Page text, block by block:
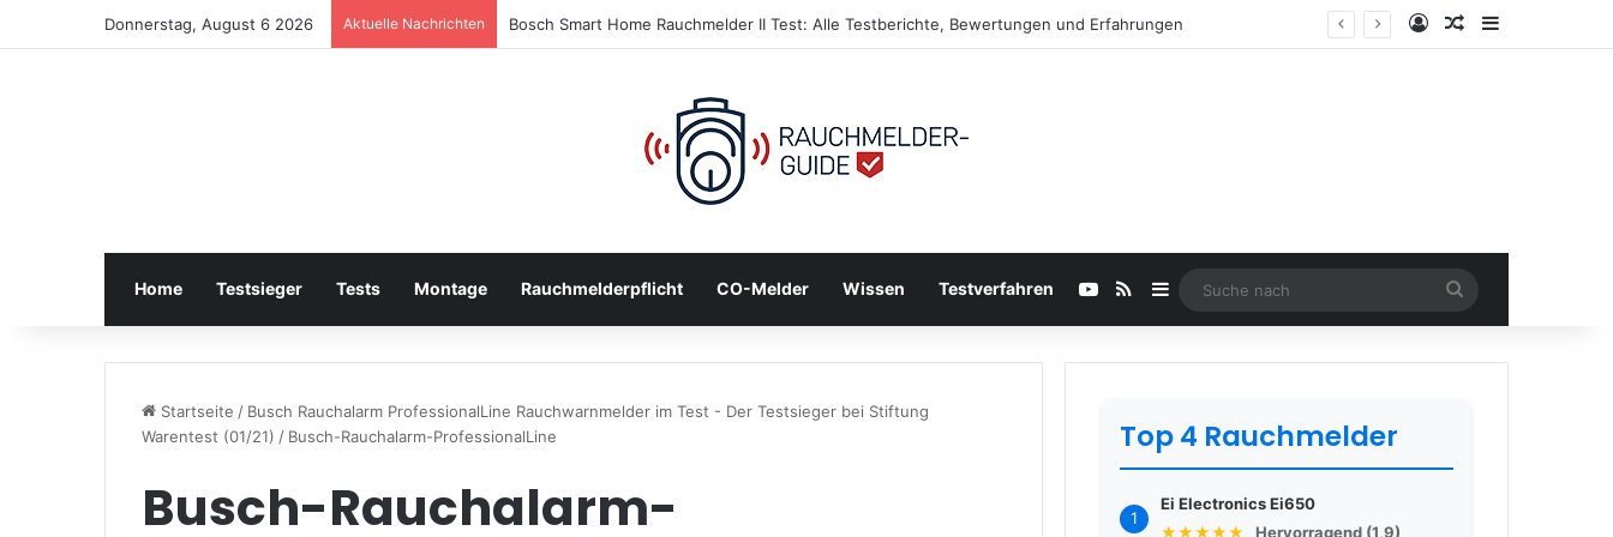
Donnerstag, August 6 2026 Aktuelle Nachrichten Brandschutz für Familien: So schützt du deine Liebsten im Notfall Anmelden
Zufälliger
Sidebar
Home Testsieger Tests Montage Rauchmelderpflicht CO-Melder Wissen Testverfahren YouTube
RSSSidebar
nach
Startseite / Busch Rauchalarm ProfessionalLine Rauchwarnmelder im Test - Der Testsieger bei Stiftung
Warentest (01/21) / Busch-Rauchalarm-ProfessionalLine
Busch-Rauchalarm-
Top 4 Rauchmelder
1
Ei Electronics Ei650
★★★★★
Hervorragend (1,9)